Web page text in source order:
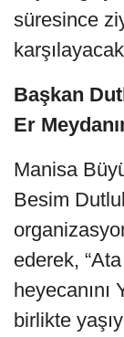
süresince
Başkan
Er
Manisa
Besim
ederek,
heyecanını
birlikte